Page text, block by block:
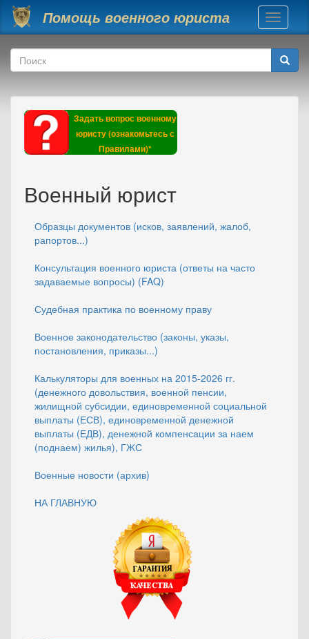
Перейти к основному содержанию
Помощь военного юриста
Toggle
Форма поиска
Поиск
Задать вопрос военному
юристу (ознакомьтесь с
Правилами)*
Военный юрист
Образцы документов (исков, заявлений, жалоб,
рапортов...)
Консультация военного юриста (ответы на часто
задаваемые вопросы) (FAQ)
Судебная практика по военному праву
Военное законодательство (законы, указы,
постановления, приказы...)
Калькуляторы для военных на 2015-2026 гг.
(денежного довольствия, военной пенсии,
жилищной субсидии, единовременной социальной
выплаты (ЕСВ), единовременной денежной
выплаты (ЕДВ), денежной компенсации за наем
(поднаем) жилья), ГЖС
Военные новости (архив)
НА ГЛАВНУЮ